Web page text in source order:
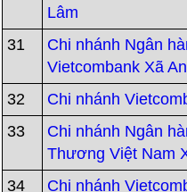
Lâm
31
Chi nhánh Ngân
Vietcombank Xã
32 Chi nhánh
33
Chi nhánh Ngân
Thương Việt Nam
34
Chi nhánh